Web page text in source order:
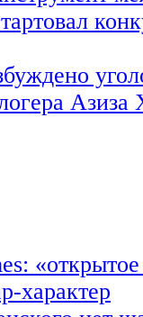
Азиза
характер